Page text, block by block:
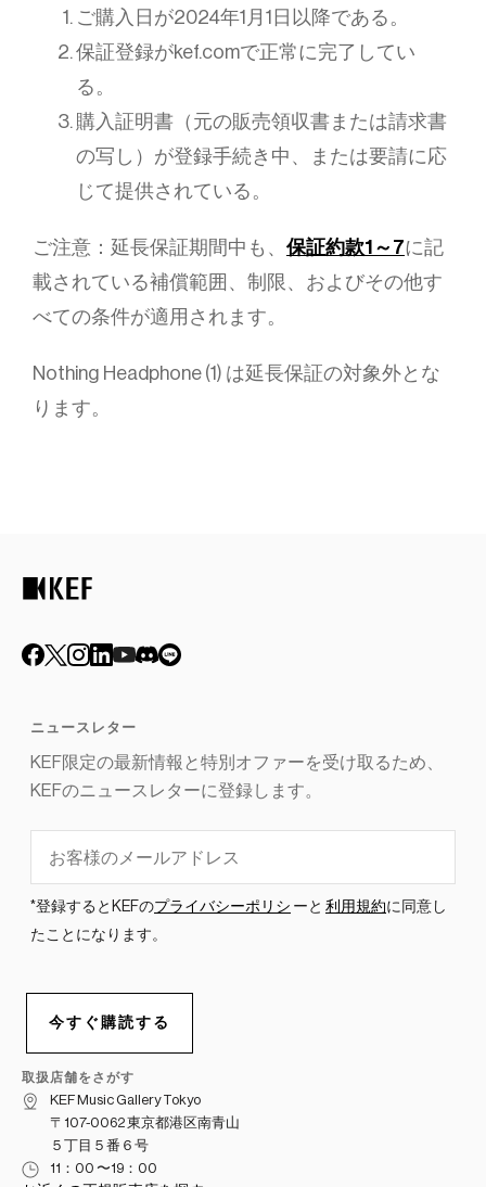
ご購入日が2024年1月1日以降である。
保証登録がkef.comで正常に完了してい
る。
購入証明書（元の販売領収書または請求書
の写し）が登録手続き中、または要請に応
じて提供されている。
ご注意：延長保証期間中も、 保証約款1～7に記
載されている補償範囲、制限、およびその他す
べての条件が適用されます。
Nothing Headphone (1) は延長保証の対象外とな
ります。
取扱店舗をさがす
KEF Music Gallery Tokyo
〒107-0062 東京都港区南青山
５丁目５番６号
11：00 〜19：00